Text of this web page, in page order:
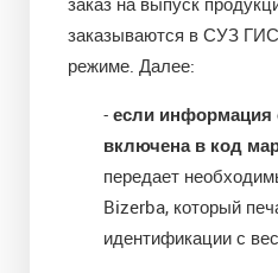
заказываются в СУЗ
режиме. Далее:
- если информация
включена в код
передает
Bizerba, который
идентификации с